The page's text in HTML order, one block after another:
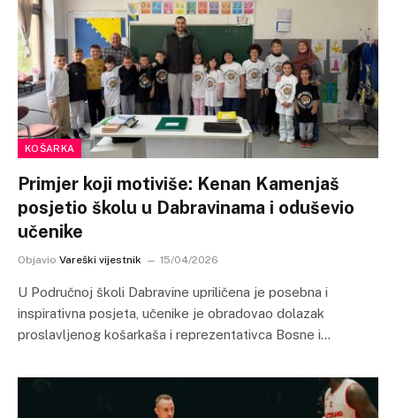
KOŠARKA
Primjer koji motiviše: Kenan Kamenjaš
posjetio školu u Dabravinama i oduševio
učenike
Objavio Vareški vijestnik 15/04/2026
U Područnoj školi Dabravine upriličena je posebna i
inspirativna posjeta, učenike je obradovao dolazak
proslavljenog košarkaša i reprezentativca Bosne i…